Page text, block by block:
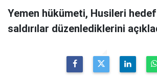
Yemen hükümeti, Husileri
saldırılar düzenlediklerini